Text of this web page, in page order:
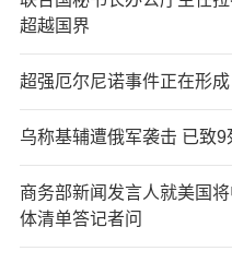
超越国界
超强厄尔尼诺事件正在形
乌称基辅遭俄军袭击 已致9
商务部新闻发言人就美国
体清单答记者问